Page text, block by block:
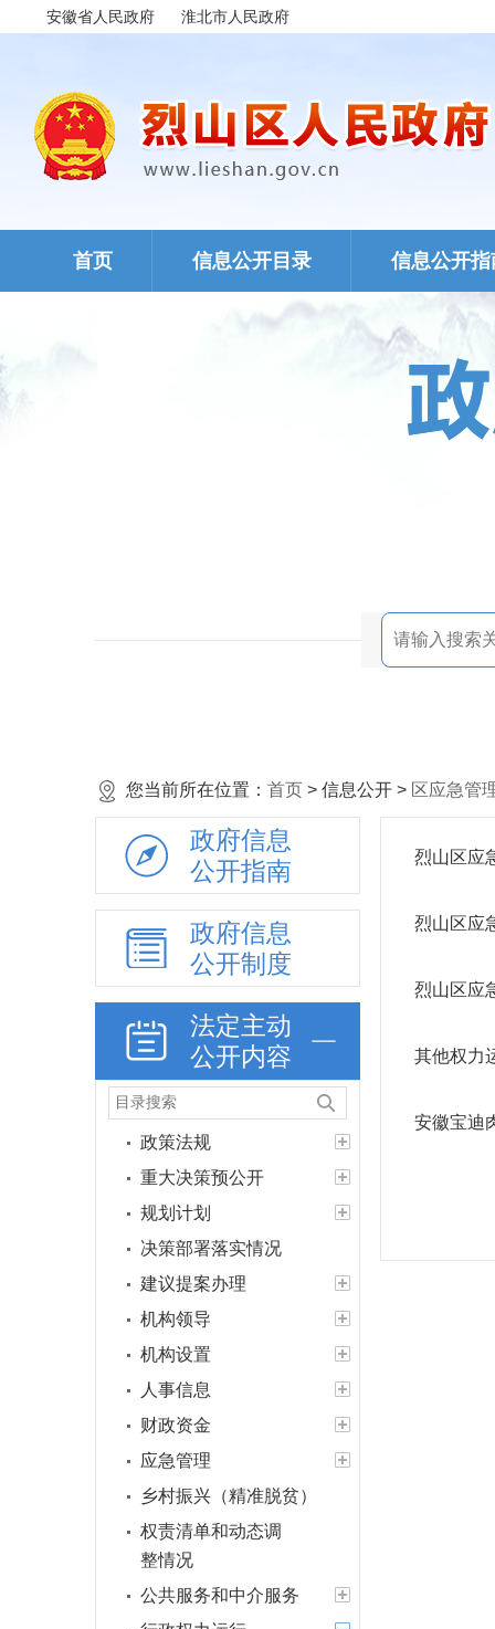
安徽省人民政府 淮北市人民政府
首页 信息公开目录 信息公开指
您当前所在位置： 首页 > 信息公开 > 区应急管
政府信息
公开指南
政府信息
公开制度
法定主动
公开内容
政策法规
重大决策预公开
规划计划
决策部署落实情况
建议提案办理
机构领导
机构设置
人事信息
财政资金
应急管理
乡村振兴（精准脱贫）
权责清单和动态调
整情况
公共服务和中介服务
烈山区应
烈山区应
烈山区应
其他权力
安徽宝迪